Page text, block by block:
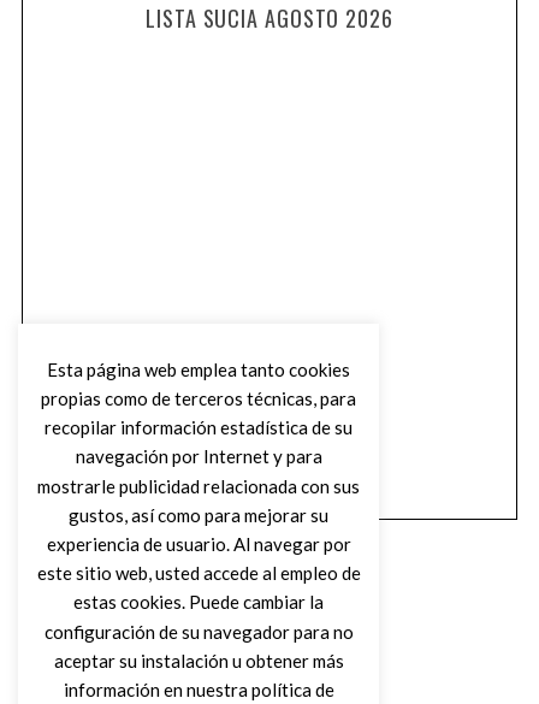
LISTA SUCIA AGOSTO 2026
Esta página web emplea tanto cookies
propias como de terceros técnicas, para
recopilar información estadística de su
navegación por Internet y para
mostrarle publicidad relacionada con sus
gustos, así como para mejorar su
experiencia de usuario. Al navegar por
este sitio web, usted accede al empleo de
estas cookies. Puede cambiar la
configuración de su navegador para no
aceptar su instalación u obtener más
información en nuestra política de